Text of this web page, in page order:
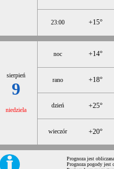
23:00 +15°
sierpień
9
niedziela
noc +14°
rano +18°
dzień +25°
wieczór +20°
Prognoza jest
Prognoza pogody jest